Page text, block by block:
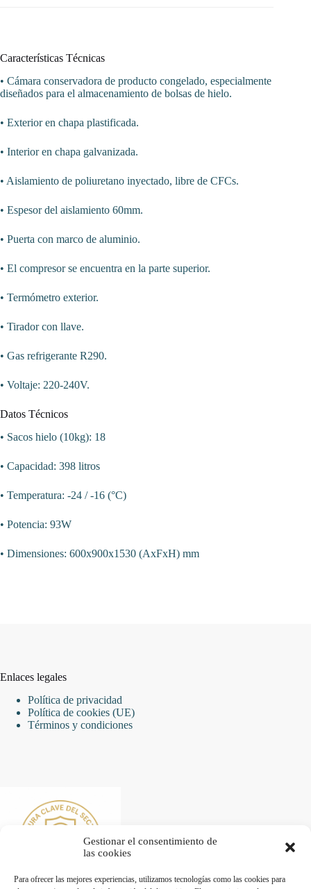
Gestionar el consentimiento de
las cookies
Para ofrecer las mejores experiencias, utilizamos tecnologías como las cookies para
Características Técnicas
• Cámara conservadora de producto congelado, especialmente
diseñados para el almacenamiento de bolsas de hielo.
• Exterior en chapa plastificada.
• Interior en chapa galvanizada.
• Aislamiento de poliuretano inyectado, libre de CFCs.
• Espesor del aislamiento 60mm.
• Puerta con marco de aluminio.
• El compresor se encuentra en la parte superior.
• Termómetro exterior.
• Tirador con llave.
• Gas refrigerante R290.
• Voltaje: 220-240V.
Datos Técnicos
• Sacos hielo (10kg): 18
• Capacidad: 398 litros
• Temperatura: -24 / -16 (°C)
• Potencia: 93W
• Dimensiones: 600x900x1530 (AxFxH) mm
Enlaces legales
Política de privacidad
Política de cookies (UE)
Términos y condiciones